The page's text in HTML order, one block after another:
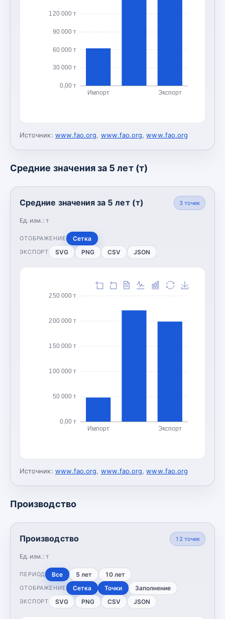
0,00 т
30 000 т
60 000 т
90 000 т
120 000 т
Импорт Экспорт
Источник: www.fao.org, www.fao.org,www.fao.org
Средние значения за 5 лет (т)
Средние значения за 5 лет (т)
Ед. изм.: т
3точек
ОТОБРАЖЕНИЕ Сетка
ЭКСПОРТ SVG PNG CSV JSON
0,00 т
50 000 т
100 000 т
150 000 т
200 000 т
250 000 т
Импорт Экспорт
Источник: www.fao.org, www.fao.org,www.fao.org
Производство
Производство
Ед. изм.: т
12 точек
ПЕРИОД Все 5 лет 10 лет
ОТОБРАЖЕНИЕ Сетка Точки Заполнение
ЭКСПОРТ SVG PNG CSV JSON